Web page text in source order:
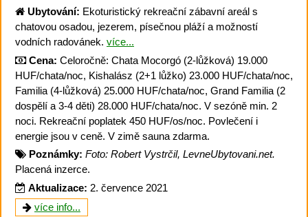
Ubytování: Ekoturistický rekreační zábavní areál s
chatovou osadou, jezerem, písečnou pláží a možností
vodních radovánek. více...
Cena: Celoročně: Chata Mocorgó (2-lůžková) 19.000
HUF/chata/noc, Kishalász (2+1 lůžko) 23.000 HUF/chata/noc,
Familia (4-lůžková) 25.000 HUF/chata/noc, Grand Familia (2
dospělí a 3-4 děti) 28.000 HUF/chata/noc. V sezóně min. 2
noci. Rekreační poplatek 450 HUF/os/noc. Povlečení i
energie jsou v ceně. V zimě sauna zdarma.
Poznámky: Foto: Robert Vystrčil, LevneUbytovani.net.
Placená inzerce.
Aktualizace: 2. července 2021
více info...